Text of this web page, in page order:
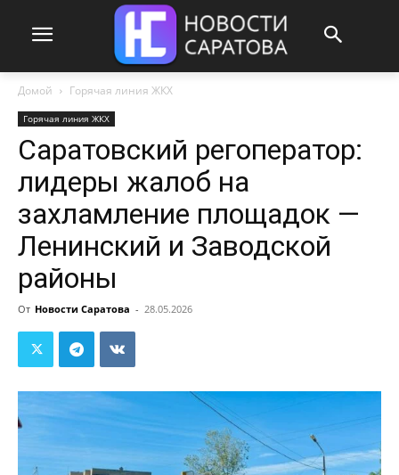
Домой Горячая линия ЖКХ
Горячая линия ЖКХ
Саратовский регоператор:
лидеры жалоб на
захламление площадок —
Ленинский и Заводской
районы
От Новости Саратова - 28.05.2026